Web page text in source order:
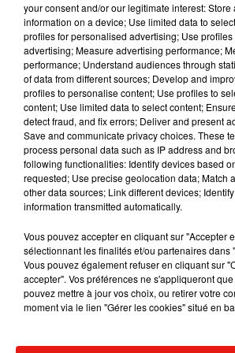
en gare.
Musique
7 août 2026
Julien Lieb s’essaye
dans son nouveau
7 août 2026
Madonna sort enfin
Sensation » avec
Tayc et Didi B
your consent and/or our legitimate interest: Store
information on a device; Use limited data to
profiles for personalised advertising; Use
advertising; Measure advertising performance;
performance; Understand audiences through
of data from different sources; Develop and
profiles to personalise content; Use profiles to
content; Use limited data to select content;
detect fraud, and fix errors; Deliver and present
Save and communicate privacy choices. These
process personal data such as IP address and
following functionalities: Identify devices based
requested; Use precise geolocation data; Match
other data sources; Link different devices;
information transmitted automatically.
Vous pouvez accepter en cliquant sur "Accepter
sélectionnant les finalités et/ou partenaires dans
Vous pouvez également refuser en cliquant sur
accepter". Vos préférences ne s'appliqueront
pouvez mettre à jour vos choix, ou retirer votre
moment via le lien "Gérer les cookies" situé en